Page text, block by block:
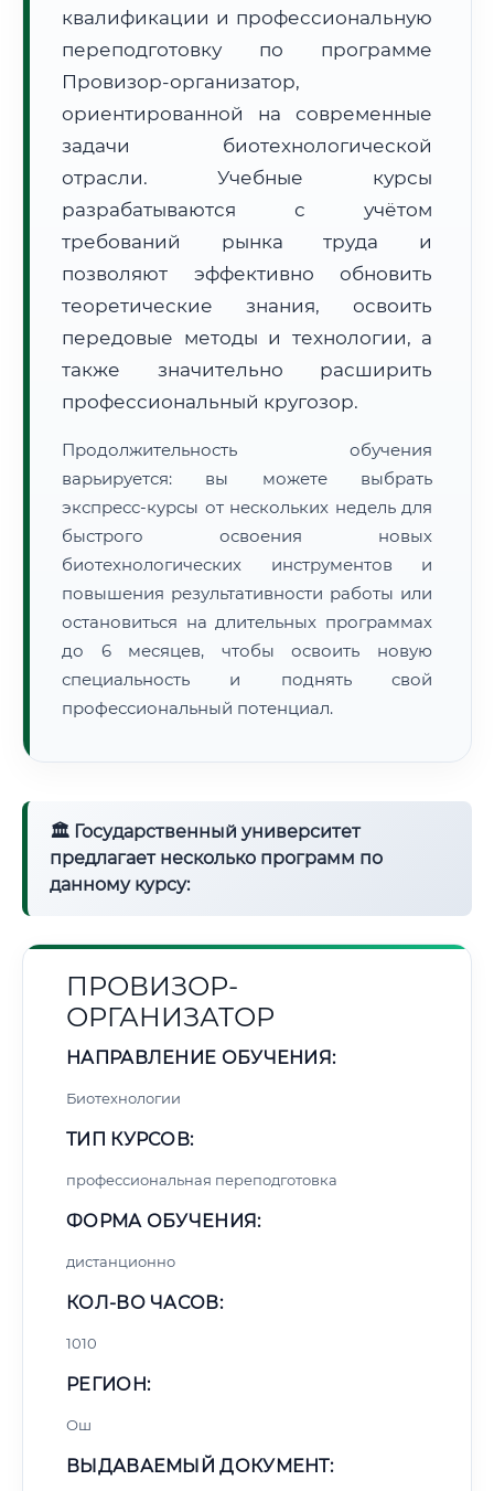
Формат учебы:
Дистанционно
🗺️ Зона обслуживания: г. Ош
Расчет логистики оригиналов:
• Маршрут транзита:~1 778 км
• Экспресс-доставка СДЭК / Почтой: 3–4 рабочих дня
📜 Документы и аккредитация ФИС ФРДО
Нажмите на документ для увеличения и просмотра
квалификации и профессиональную
переподготовку по программе
Провизор-организатор,
ориентированной на современные
задачи биотехнологической
отрасли. Учебные курсы
разрабатываются с учётом
требований рынка труда и
позволяют эффективно обновить
теоретические знания, освоить
передовые методы и технологии, а
также значительно расширить
профессиональный кругозор.
Продолжительность обучения
варьируется: вы можете выбрать
экспресс-курсы от нескольких недель для
быстрого освоения новых
биотехнологических инструментов и
повышения результативности работы или
остановиться на длительных программах
до 6 месяцев, чтобы освоить новую
специальность и поднять свой
профессиональный потенциал.
🏛 Государственный университет
предлагает несколько программ по
данному курсу:
ПРОВИЗОР-
ОРГАНИЗАТОР
НАПРАВЛЕНИЕ ОБУЧЕНИЯ:
Биотехнологии
ТИП КУРСОВ:
профессиональная переподготовка
ФОРМА ОБУЧЕНИЯ:
дистанционно
КОЛ-ВО ЧАСОВ:
1010
РЕГИОН:
Ош
ВЫДАВАЕМЫЙ ДОКУМЕНТ: